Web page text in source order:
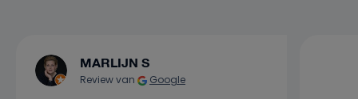
MARLIJN S
Review van Google